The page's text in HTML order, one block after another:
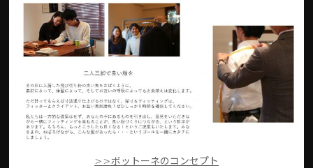
>>ボットーネのコンセプト